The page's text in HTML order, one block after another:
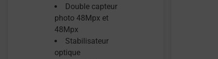
Double capteur
photo 48Mpx et
48Mpx
Stabilisateur
optique